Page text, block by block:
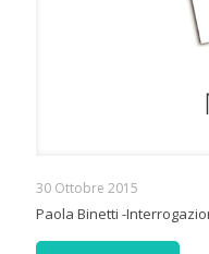
30 Ottobre 2015
Paola Binetti -